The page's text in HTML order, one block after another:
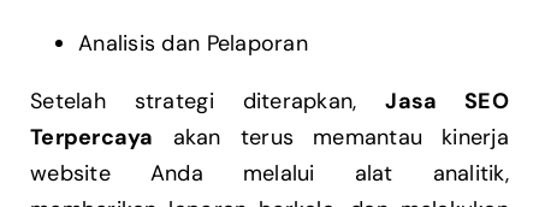
Analisis dan Pelaporan
Setelah strategi diterapkan,Jasa SEO
Terpercaya akan terus memantau kinerja
website Anda melalui alat analitik,